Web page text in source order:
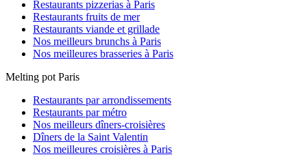
Restaurants pizzerias à Paris
Restaurants fruits de mer
Restaurants viande et grillade
Nos meilleurs brunchs à Paris
Nos meilleures brasseries à Paris
Melting pot Paris
Restaurants par arrondissements
Restaurants par métro
Nos meilleurs dîners-croisières
Dîners de la Saint Valentin
Nos meilleures croisières à Paris